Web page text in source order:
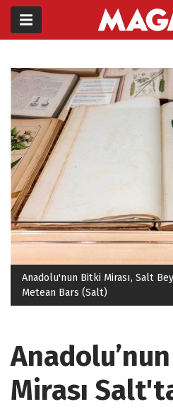
Anadolu'nun Bitki Mirası, Salt
Metean Bars (Salt)
Mirası